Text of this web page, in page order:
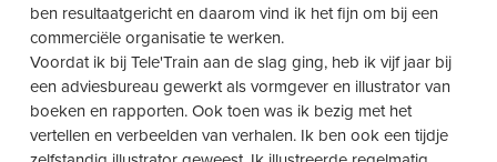
ben resultaatgericht en daarom vind ik het fijn om bij een
commerciële organisatie te werken.
Voordat ik bij Tele'Train aan de slag ging, heb ik vijf jaar bij
een adviesbureau gewerkt als vormgever en illustrator van
boeken en rapporten. Ook toen was ik bezig met het
vertellen en verbeelden van verhalen. Ik ben ook een tijdje